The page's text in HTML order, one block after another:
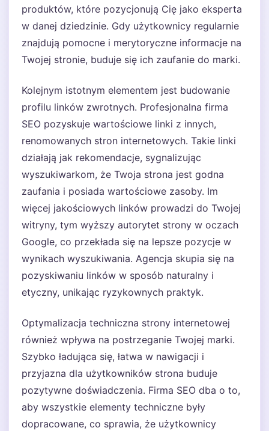
produktów, które pozycjonują Cię jako eksperta
w danej dziedzinie. Gdy użytkownicy regularnie
znajdują pomocne i merytoryczne informacje na
Twojej stronie, buduje się ich zaufanie do marki.
Kolejnym istotnym elementem jest budowanie
profilu linków zwrotnych. Profesjonalna firma
SEO pozyskuje wartościowe linki z innych,
renomowanych stron internetowych. Takie linki
działają jak rekomendacje, sygnalizując
wyszukiwarkom, że Twoja strona jest godna
zaufania i posiada wartościowe zasoby. Im
więcej jakościowych linków prowadzi do Twojej
witryny, tym wyższy autorytet strony w oczach
Google, co przekłada się na lepsze pozycje w
wynikach wyszukiwania. Agencja skupia się na
pozyskiwaniu linków w sposób naturalny i
etyczny, unikając ryzykownych praktyk.
Optymalizacja techniczna strony internetowej
również wpływa na postrzeganie Twojej marki.
Szybko ładująca się, łatwa w nawigacji i
przyjazna dla użytkowników strona buduje
pozytywne doświadczenia. Firma SEO dba o to,
aby wszystkie elementy techniczne były
dopracowane, co sprawia, że użytkownicy